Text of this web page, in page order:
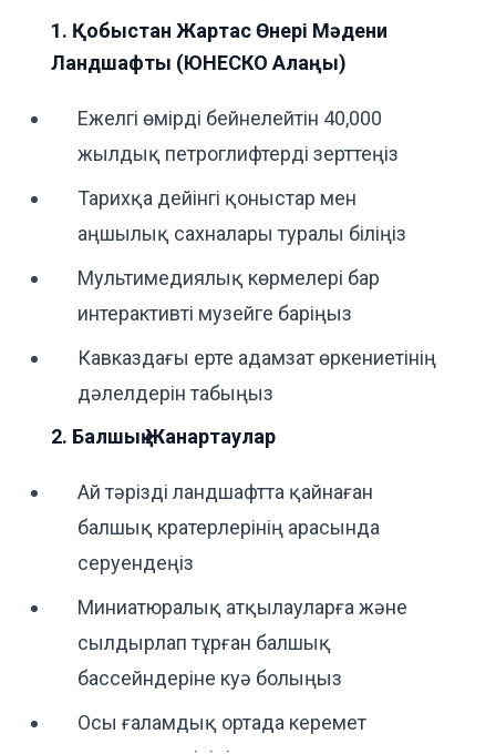
1. Қобыстан Жартас Өнері Мәдени
Ландшафты (ЮНЕСКО Алаңы)
Ежелгі өмірді бейнелейтін 40,000
жылдық петроглифтерді зерттеңіз
Тарихқа дейінгі қоныстар мен
аңшылық сахналары туралы біліңіз
Мультимедиялық көрмелері бар
интерактивті музейге баріңыз
Кавказдағы ерте адамзат өркениетінің
дәлелдерін табыңыз
2. Балшық Жанартаулар
Ай тәрізді ландшафтта қайнаған
балшық кратерлерінің арасында
серуендеңіз
Миниатюралық атқылауларға және
сылдырлап тұрған балшық
бассейндеріне куә болыңыз
Осы ғаламдық ортада керемет